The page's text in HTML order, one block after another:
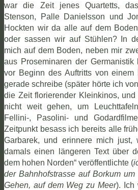
war die Zeit jenes Quartetts,
Stenson, Palle Danielsson und
Hockten wir da alle auf dem
oder sassen wir auf Stühlen? In
mich auf dem Boden, neben mir
aus Proseminaren der
vor Beginn des Auftritts von
gerade schreibe (später hörte ich
die Zeit florierender Kleinkinos,
nicht weit gehen, um
Fellini-, Pasolini- und
Zeitpunkt besass ich bereits alle
Garbarek, und erinnere mich just,
damals einen längeren Text über
dem hohen Norden“ veröffentlichte (
der Bahnhofstrasse auf Borkum
Gehen, auf dem Weg zu Meer). Ich